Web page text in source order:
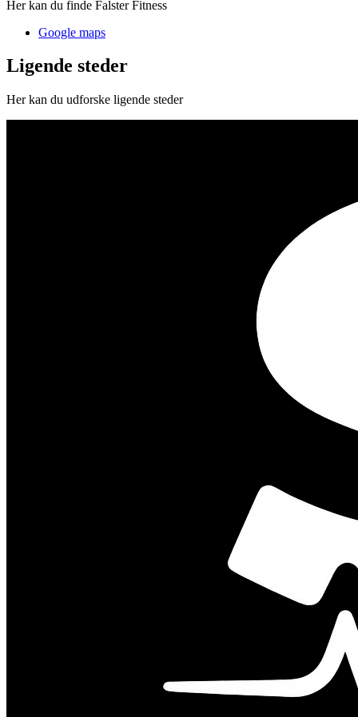
Her kan du finde Falster Fitness
Google maps
Ligende steder
Her kan du udforske ligende steder